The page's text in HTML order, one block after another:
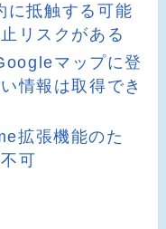
に抵触する可能
リスクがある
マップに登
情報は取得でき
拡張機能のた
可